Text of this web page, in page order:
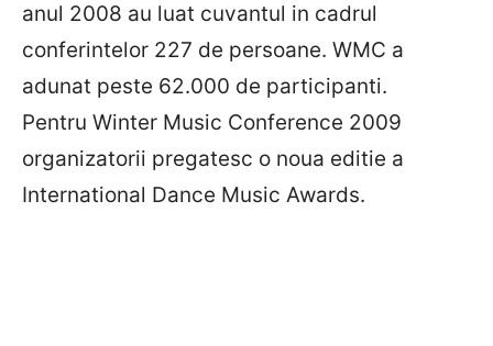
anul 2008 au luat cuvantul in cadrul
conferintelor 227 de persoane. WMC a
adunat peste 62.000 de participanti.
Pentru Winter Music Conference 2009
organizatorii pregatesc o noua editie a
International Dance Music Awards.